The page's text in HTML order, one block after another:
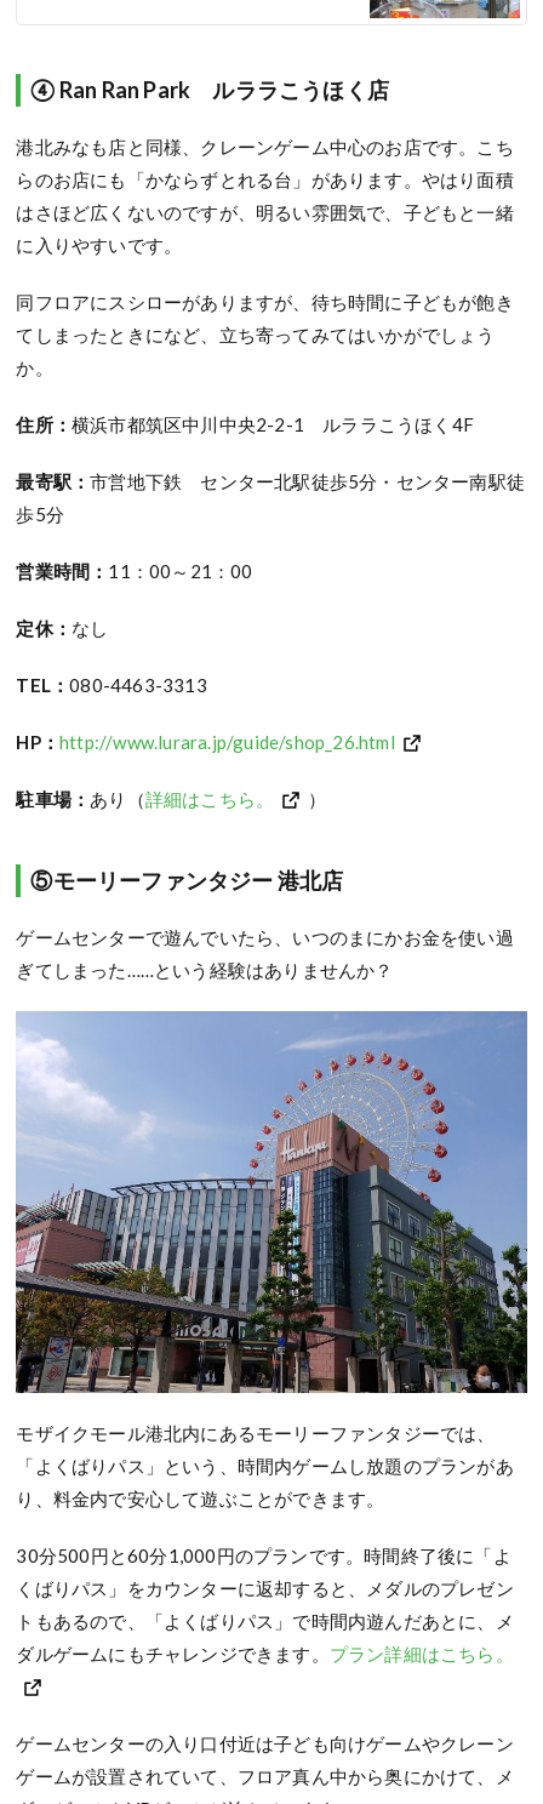
④ Ran Ran Park ルララこうほく店
港北みなも店と同様、クレーンゲーム中心のお店です。こち
らのお店にも「かならずとれる台」があります。やはり面積
はさほど広くないのですが、明るい雰囲気で、子どもと一緒
に入りやすいです。
同フロアにスシローがありますが、待ち時間に子どもが飽き
てしまったときになど、立ち寄ってみてはいかがでしょう
か。
住所：横浜市都筑区中川中央2-2-1 ルララこうほく4F
最寄駅：市営地下鉄 センター北駅徒歩5分・センター南駅徒
歩5分
営業時間： 11：00～21：00
定休： なし
TEL：080-4463-3313
HP：http://www.lurara.jp/guide/shop_26.html
駐車場： あり（詳細はこちら。 ）
⑤モーリーファンタジー 港北店
ゲームセンターで遊んでいたら、いつのまにかお金を使い過
ぎてしまった……という経験はありませんか？
モザイクモール港北内にあるモーリーファンタジーでは、
「よくばりパス」という、時間内ゲームし放題のプランがあ
り、料金内で安心して遊ぶことができます。
30分500円と60分1,000円のプランです。時間終了後に「よ
くばりパス」をカウンターに返却すると、メダルのプレゼン
トもあるので、「よくばりパス」で時間内遊んだあとに、メ
ダルゲームにもチャレンジできます。 プラン詳細はこちら。
ゲームセンターの入り口付近は子ども向けゲームやクレーン
ゲームが設置されていて、フロア真ん中から奥にかけて、メ